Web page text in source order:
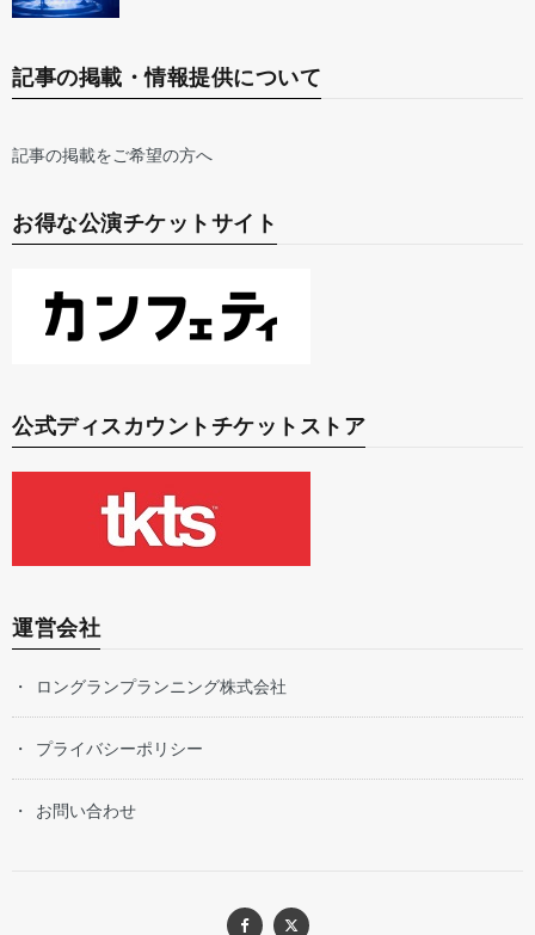
記事の掲載・情報提供について
記事の掲載をご希望の方へ
お得な公演チケットサイト
公式ディスカウントチケットストア
運営会社
ロングランプランニング株式会社
プライバシーポリシー
お問い合わせ